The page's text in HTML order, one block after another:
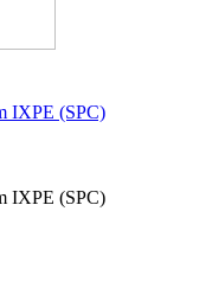
IXPE (SPC)
IXPE (SPC)